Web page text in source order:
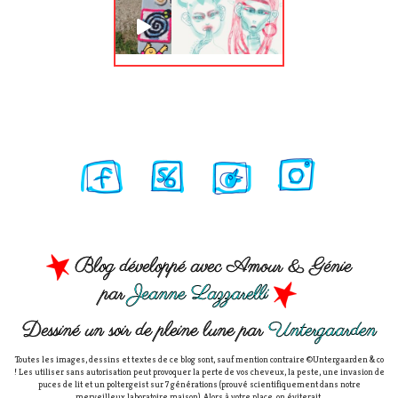
Blog développé avec Amour & Génie
parJeanne Lazzarelli
Dessiné un soir de pleine lune parUntergaarden
Toutes les images, dessins et textes de ce blog sont, sauf mention contraire ©Untergaarden & co
! Les utiliser sans autorisation peut provoquer la perte de vos cheveux, la peste, une invasion de
puces de lit et un poltergeist sur 7 générations (prouvé scientifiquement dans notre